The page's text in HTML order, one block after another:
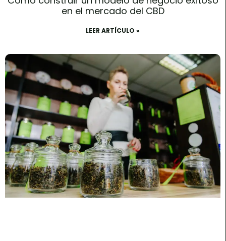
en el mercado del CBD
LEER ARTÍCULO »